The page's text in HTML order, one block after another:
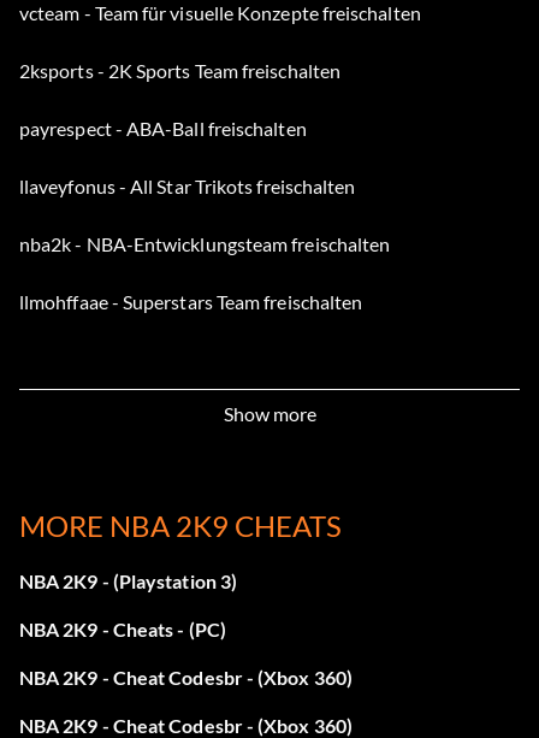
vcteam - Team für visuelle Konzepte freischalten
2ksports - 2K Sports Team freischalten
payrespect - ABA-Ball freischalten
llaveyfonus - All Star Trikots freischalten
nba2k - NBA-Entwicklungsteam freischalten
llmohffaae - Superstars Team freischalten
Show more
MORE NBA 2K9 CHEATS
NBA 2K9 - (Playstation 3)
NBA 2K9 - Cheats - (PC)
NBA 2K9 - Cheat Codesbr - (Xbox 360)
NBA 2K9 - Cheat Codesbr - (Xbox 360)